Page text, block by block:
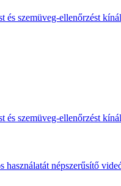
és szemüveg-ellenőrzést
és szemüveg-ellenőrzést
népszerűsítő